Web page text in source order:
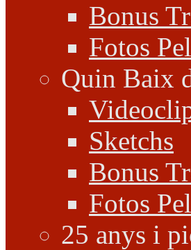
Bonus
Fotos
Quin Baix
Sketchs
Bonus
Fotos
25 anys i